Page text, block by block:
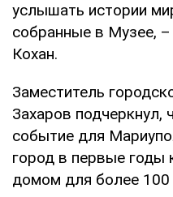
услышать истории
собранные в Музее,
Кохан.
Заместитель
Захаров подчеркнул,
событие для
город в первые годы
домом для более 100